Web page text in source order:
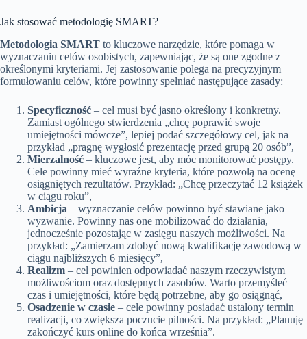
Jak stosować metodologię SMART?
Metodologia SMART to kluczowe narzędzie, które pomaga w
wyznaczaniu celów osobistych, zapewniając, że są one zgodne z
określonymi kryteriami. Jej zastosowanie polega na precyzyjnym
formułowaniu celów, które powinny spełniać następujące zasady:
Specyficzność – cel musi być jasno określony i konkretny.
Zamiast ogólnego stwierdzenia „chcę poprawić swoje
umiejętności mówcze”, lepiej podać szczegółowy cel, jak na
przykład „pragnę wygłosić prezentację przed grupą 20 osób”,
Mierzalność – kluczowe jest, aby móc monitorować postępy.
Cele powinny mieć wyraźne kryteria, które pozwolą na ocenę
osiągniętych rezultatów. Przykład: „Chcę przeczytać 12 książek
w ciągu roku”,
Ambicja – wyznaczanie celów powinno być stawiane jako
wyzwanie. Powinny nas one mobilizować do działania,
jednocześnie pozostając w zasięgu naszych możliwości. Na
przykład: „Zamierzam zdobyć nową kwalifikację zawodową w
ciągu najbliższych 6 miesięcy”,
Realizm – cel powinien odpowiadać naszym rzeczywistym
możliwościom oraz dostępnych zasobów. Warto przemyśleć
czas i umiejętności, które będą potrzebne, aby go osiągnąć,
Osadzenie w czasie – cele powinny posiadać ustalony termin
realizacji, co zwiększa poczucie pilności. Na przykład: „Planuję
zakończyć kurs online do końca września”.